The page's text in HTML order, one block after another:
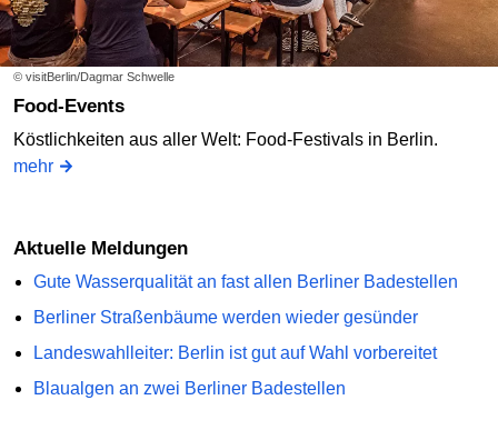
© visitBerlin/Dagmar Schwelle
Food-Events
Köstlichkeiten aus aller Welt: Food-Festivals in Berlin.
mehr
Aktuelle Meldungen
Gute Wasserqualität an fast allen Berliner Badestellen
Berliner Straßenbäume werden wieder gesünder
Landeswahlleiter: Berlin ist gut auf Wahl vorbereitet
Blaualgen an zwei Berliner Badestellen